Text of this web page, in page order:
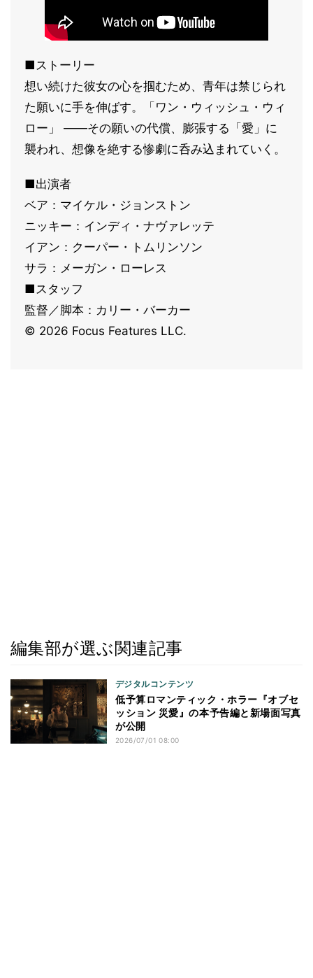
■ストーリー
想い続けた彼女の心を掴むため、青年は禁じられ
た願いに手を伸ばす。「ワン・ウィッシュ・ウィ
ロー」 ――その願いの代償、膨張する「愛」に
襲われ、想像を絶する惨劇に呑み込まれていく。
■出演者
ベア：マイケル・ジョンストン
ニッキー：インディ・ナヴァレッテ
イアン：クーパー・トムリンソン
サラ：メーガン・ローレス
■スタッフ
監督／脚本：カリー・バーカー
© 2026 Focus Features LLC.
編集部が選ぶ関連記事
デジタルコンテンツ
低予算ロマンティック・ホラー『オブセ
ッション 災愛』の本予告編と新場面写真
が公開
2026/07/01 08:00